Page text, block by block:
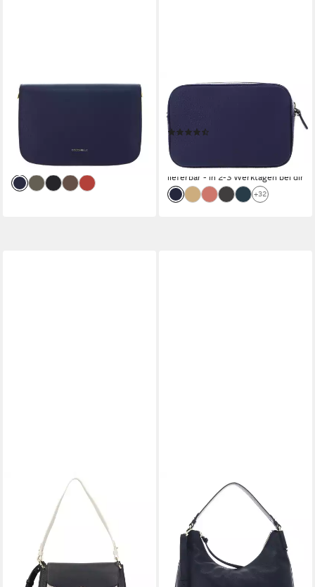
COCCINELLE
Umhängetasche Crossbody
227,50 €
-30%
lieferbar - in 2-3 Werktagen bei dir
COCCINELLE
Umhängetasche Crossover
Bag, aus echtem Rindsleder
ab 131,35 €
-29%
lieferbar - in 2-3 Werktagen bei dir
+32